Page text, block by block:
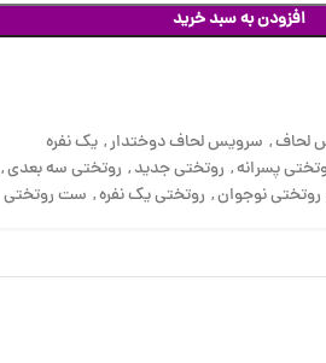
افزودن به سبد خرید
لحاف, سرویس لحاف دوختدار, یک نفره
پسرانه, روتختی جدید, روتختی سه بعدی,
روتختی نوجوان, روتختی یک نفره, ست روتختی